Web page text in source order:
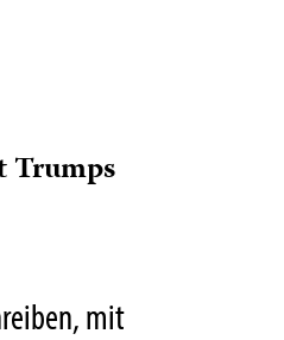
Trumps
mit